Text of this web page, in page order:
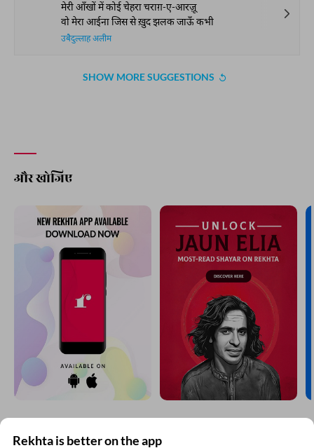
मेरी आँखों में कोई चेहरा चराग़-ए-आरज़ू
वो मेरा आईना जिस से ख़ुद झलक जाऊँ कभी
उबैदुल्लाह अलीम
SHOW MORE SUGGESTIONS
और खोजिए
Rekhta is better on the app